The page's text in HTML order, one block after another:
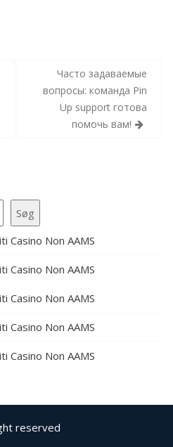
Часто задаваемые
вопросы: команда Pin
Up support готова
помочь вам!
Søg
Casino Non AAMS
Casino Non AAMS
Casino Non AAMS
Casino Non AAMS
Casino Non AAMS
reserved